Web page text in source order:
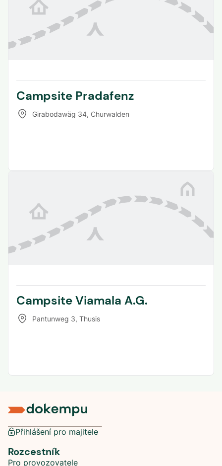
Campsite Pradafenz
Girabodawäg 34, Churwalden
Campsite Viamala A.G.
Pantunweg 3, Thusis
Přihlášení pro majitele
Rozcestník
Pro provozovatele